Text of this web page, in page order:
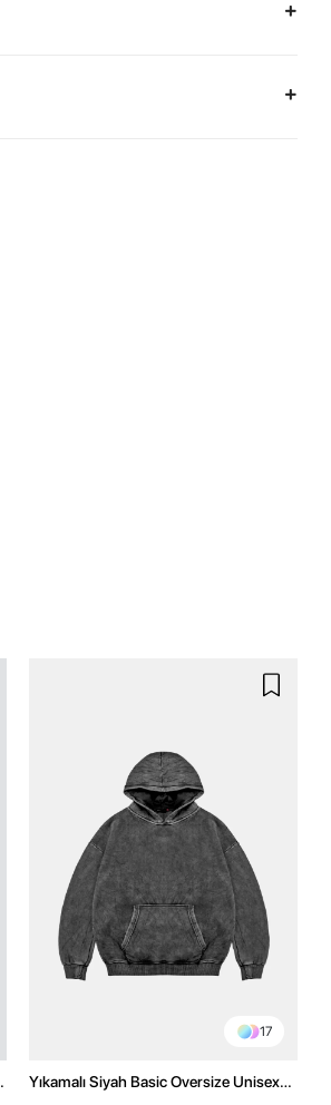
17
Yıkamalı Siyah Basic Oversize Unisex